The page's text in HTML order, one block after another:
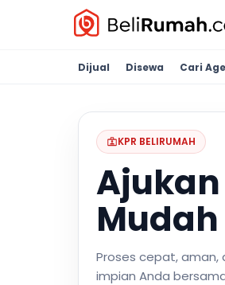
Dijual Disewa Cari
KPR BELIRUMAH
Ajukan
Mudah
Proses cepat, aman,
impian Anda